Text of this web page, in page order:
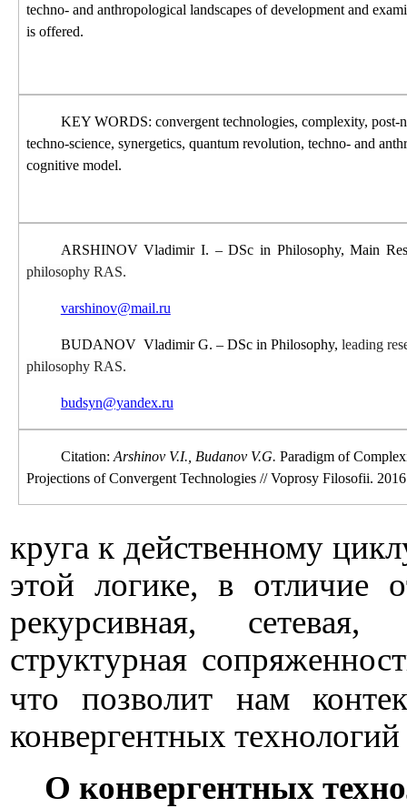
techno- and anthropological landscapes of development and
is offered.
KEY WORDS: convergent technologies, complexity, post-
techno-science, synergetics, quantum revolution, techno- and
cognitive model.
ARSHINOV Vladimir I. – DSc in Philosophy, Main
philosophy RAS.
varshinov@mail.ru
BUDANOV Vladimir G. – DSc in Philosophy, leading
philosophy RAS.
budsyn@yandex.ru
Citation: Arshinov V.I., Budanov V.G. Paradigm of
Projections of Convergent Technologies // Voprosy Filosofii.
круга к действенному
этой логике, в отличие
рекурсивная, сетевая,
структурная
что позволит нам
конвергентных
О конвергентных